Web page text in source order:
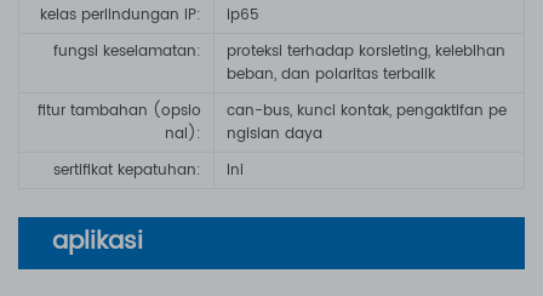
kelas perlindungan IP:
ip65
fungsi keselamatan:
proteksi terhadap korsleting, kelebihan
beban, dan polaritas terbalik
fitur tambahan (opsio
nal):
can-bus, kunci kontak, pengaktifan pe
ngisian daya
sertifikat kepatuhan: Ini
aplikasi